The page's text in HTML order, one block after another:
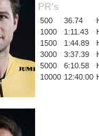
PR's
500 36.74
1000
1:11.43
1500
1:44.89
3000
3:37.39
5000
6:10.58
10000 12:40.00